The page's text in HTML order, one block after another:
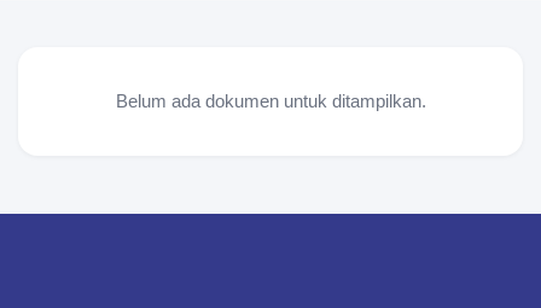
Belum ada dokumen untuk ditampilkan.